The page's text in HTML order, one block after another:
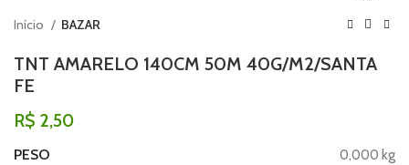
Início BAZAR
TNT AMARELO 140CM 50M 40G/M2/SANTA
FE
R$ 2,50
PESO 0,000 kg